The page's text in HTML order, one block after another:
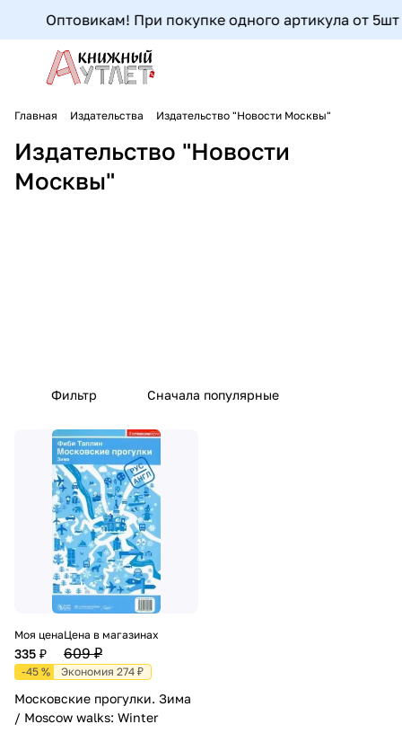
Оптовикам! При покупке одного артикула от 5шт
Главная Издательства Издательство "Новости Москвы"
Издательство "Новости
Москвы"
Фильтр Сначала популярные
Моя цена
335 ₽
Цена в магазинах
609 ₽
-45 % Экономия 274 ₽
Московские прогулки. Зима
/ Moscow walks: Winter